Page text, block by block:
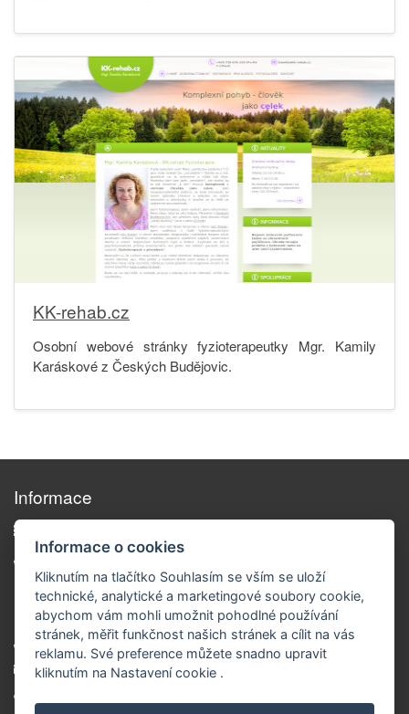
KK-rehab.cz
Osobní webové stránky fyzioterapeutky Mgr. Kamily
Karáskové z Českých Budějovic.
Informace
Kontakt
Kontakt
+420 776 337 180
kopacka@webnix.cz
Informace o cookies
Kliknutím na tlačítko Souhlasím se vším se uloží
technické, analytické a marketingové soubory cookie,
abychom vám mohli umožnit pohodlné používání
stránek, měřit funkčnost našich stránek a cílit na vás
reklamu. Své preference můžete snadno upravit
kliknutím na Nastavení cookie .